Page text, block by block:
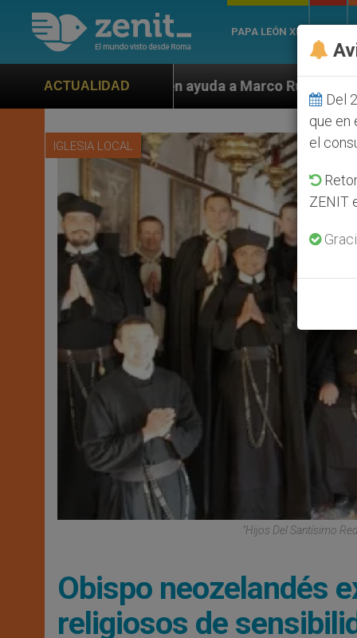
PAPA LEÓN XIV
ACTUALIDAD
a Marco Rubio ante persecución de colonos
IGLESIA LOCAL
"Hijos Del Santísimo
Obispo neozelandés
religiosos de
Del
que en
el
ZENIT